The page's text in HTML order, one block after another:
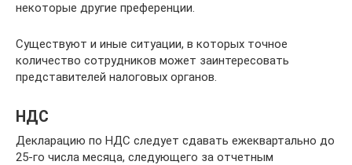
некоторые другие преференции.
Существуют и иные ситуации, в которых точное
количество сотрудников может заинтересовать
представителей налоговых органов.
НДС
Декларацию по НДС следует сдавать ежеквартально до
25-го числа месяца, следующего за отчетным